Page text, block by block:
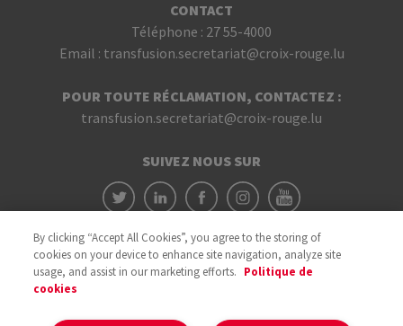
CONTACT
Téléphone : 27 55-4000
Email : transfusion.secretariat@croix-rouge.lu
POUR TOUTE RÉCLAMATION, CONTACTEZ :
transfusion.secretariat@croix-rouge.lu
SUIVEZ NOUS SUR
By clicking “Accept All Cookies”, you agree to the storing of
cookies on your device to enhance site navigation, analyze site
usage, and assist in our marketing efforts. Politique de
cookies